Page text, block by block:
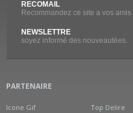
RECOMAIL
Recommandez ce site a vos amis.
NEWSLETTRE
soyez informé des nouveautées.
PARTENAIRE
Icone Gif
Top Delire